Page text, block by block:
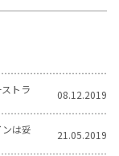
トラ
08.12.2019
は妥
21.05.2019